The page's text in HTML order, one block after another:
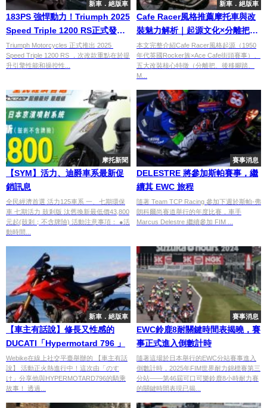
新車．絕版車
183PS 強悍動力！Triumph 2025
Speed Triple 1200 RS正式發
表，電控系統全面升級
Triumph Motorcycles 正式推出 2025
Speed Triple 1200 RS ，次改款重點在於提
升引擎性能和操控性...
新車．絕版車
Cafe Racer風格推薦摩托車與改
裝魅力解析｜起源文化×分離把
×Megaphone排氣管×18款推薦
車型指南 | Webike Moto Guide
本文完整介紹Cafe Racer風格起源（1950
年代英國Rocker族×Ace Cafe街頭賽事）、
五大改裝核心特徵（分離把、後移腳踏、
M...
摩托新聞
【SYM】活力、迪爵車系最新促
銷訊息
全民經濟首選 活力125車系 一、七期環保
車 七期活力 鼓剎版 汰舊換新最低價43,800
元起(鼓剎；不含牌險) 活動注意事項： ●活
動時間...
賽事消息
DELESTRE 將參加斯帕賽事，繼
續其 EWC 旅程
隨著 Team TCP Racing 參加下週於斯帕-弗
朗科爾尚賽道舉行的年度比賽，車手
Marcus Delestre 繼續參加 FIM ...
新車．絕版車
【車主有話說】修長又性感的
DUCATI「Hypermotard 796 」
Webike在線上社交平臺舉辦的 【車主有話
說】 活動正火熱進行中！這次由「のす
け」分享他與HYPERMOTARD796的騎乘
故事！ 透過...
賽事消息
EWC鈴鹿8耐關鍵時間表揭曉，賽
事正式進入倒數計時
隨著這場於日本舉行的EWC分站賽事進入
倒數計時，2025年FIM世界耐力錦標賽第三
分站——第46屆可口可樂鈴鹿8小時耐力賽
的關鍵時間表現已揭...